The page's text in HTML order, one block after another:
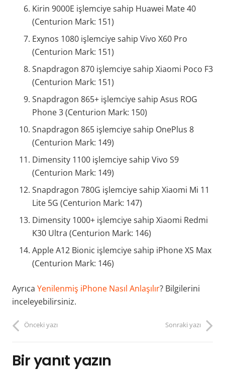
Kirin 9000E işlemciye sahip Huawei Mate 40
(Centurion Mark: 151)
Exynos 1080 işlemciye sahip Vivo X60 Pro
(Centurion Mark: 151)
Snapdragon 870 işlemciye sahip Xiaomi Poco F3
(Centurion Mark: 151)
Snapdragon 865+ işlemciye sahip Asus ROG
Phone 3 (Centurion Mark: 150)
Snapdragon 865 işlemciye sahip OnePlus 8
(Centurion Mark: 149)
Dimensity 1100 işlemciye sahip Vivo S9
(Centurion Mark: 149)
Snapdragon 780G işlemciye sahip Xiaomi Mi 11
Lite 5G (Centurion Mark: 147)
Dimensity 1000+ işlemciye sahip Xiaomi Redmi
K30 Ultra (Centurion Mark: 146)
Apple A12 Bionic işlemciye sahip iPhone XS Max
(Centurion Mark: 146)
Ayrıca Yenilenmiş iPhone Nasıl Anlaşılır? Bilgilerini
inceleyebilirsiniz.
Önceki yazı Sonraki yazı
Bir yanıt yazın